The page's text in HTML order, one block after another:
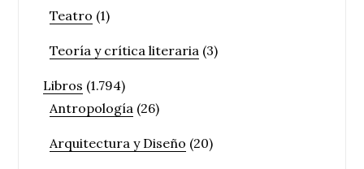
Teatro (1)
Teoría y crítica literaria (3)
Libros (1.794)
Antropología (26)
Arquitectura y Diseño (20)